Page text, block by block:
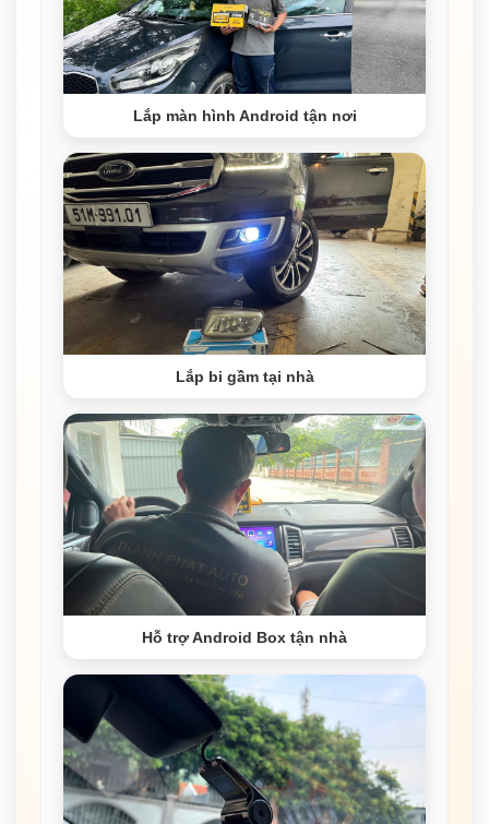
Lắp màn hình Android tận nơi
Lắp bi gầm tại nhà
Hỗ trợ Android Box tận nhà